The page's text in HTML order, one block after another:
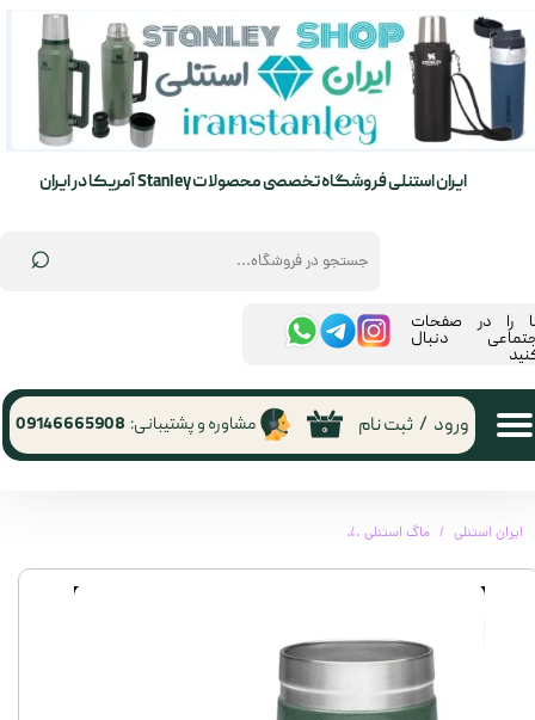
⌕
ایران استنلی فروشگاه تخصصی محصولات Stanley آمریکا در ایران
۰ ورود / ثبت نام
حساب کاربری من
تغییر گذر واژه
مشاوره و پشتیبانی: 09146665908
را در صفحات
دنبال
ایران استنلی ماگ استنلی